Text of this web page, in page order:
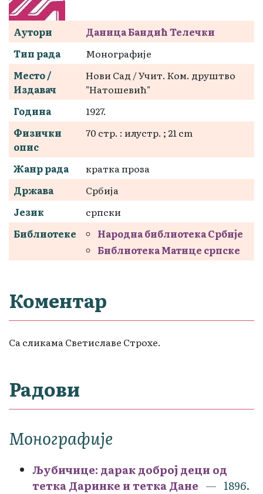
Аутори
Даница Бандић Телечки
Тип рада
Монографије
Место /
Издавач
Нови Сад / Учит. Ком. друштво
"Натошевић"
Година
1927.
Физички
опис
70 стр. : илустр. ; 21 cm
Жанр рада
кратка проза
Држава
Србија
Језик
српски
Библиотеке
Народна библиотека Србије
Библиотека Матице српске
Коментар
Са сликама Светиславе Строхе.
Радови
Монографије
Љубичице: дарак доброј деци од
тетка Даринке и тетка Дане
1896.